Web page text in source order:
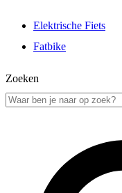
Elektrische Fiets
Fatbike
Zoeken